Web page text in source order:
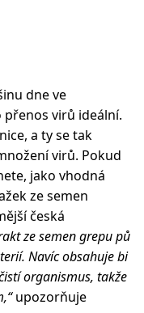
dne ve
virů ideální.
a ty se tak
virů. Pokud
jako vhodná
ze semen
česká
ze semen grepu pů
Navíc obsahuje bi
organismus, takže
upozorňuje